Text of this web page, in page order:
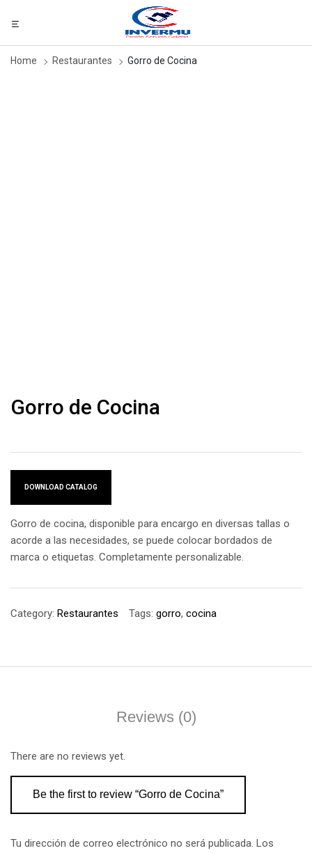
Home Restaurantes Gorro de Cocina
Gorro de Cocina
DOWNLOAD CATALOG
Gorro de cocina, disponible para encargo en diversas tallas o
acorde a las necesidades, se puede colocar bordados de
marca o etiquetas. Completamente personalizable.
Category: Restaurantes Tags: gorro, cocina
Reviews (0)
There are no reviews yet.
Be the first to review “Gorro de Cocina”
Tu dirección de correo electrónico no será publicada. Los